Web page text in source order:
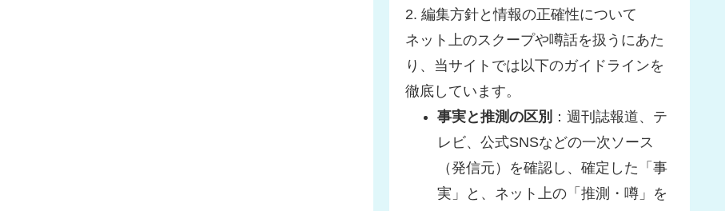
2. 編集方針と情報の正確性について
ネット上のスクープや噂話を扱うにあた
り、当サイトでは以下のガイドラインを
徹底しています。
事実と推測の区別 ：週刊誌報道、テ
レビ、公式SNSなどの一次ソース
（発信元）を確認し、確定した「事
実」と、ネット上の「推測・噂」を